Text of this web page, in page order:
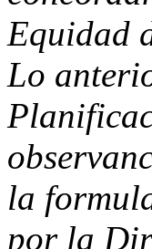
Equidad
Lo
la
por la